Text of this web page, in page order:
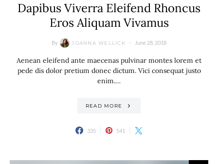
Dapibus Viverra Eleifend Rhoncus
Eros Aliquam Vivamus
By JOANNA WELLICK June 28, 2018
Aenean eleifend ante maecenas pulvinar montes lorem et
pede dis dolor pretium donec dictum. Vici consequat justo
enim.…
READ MORE
335 541